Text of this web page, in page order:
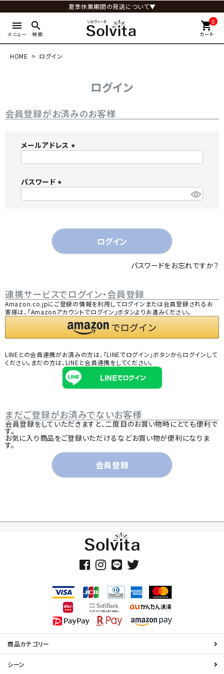
夏季休業期間の発送について▼
menu
メニュー
search
検索
0
shopping_cart
カート
HOME ログイン
ログイン
会員登録がお済みのお客様
メールアドレス
パスワード
)
ログイン
パスワードをお忘れですか？
連携サービスでログイン・会員登録
Amazon.co.jpにご登録の情報を利用してログインまたは会員登録されるお
客様は、「Amazonアカウントでログイン」ボタンよりお進みください。
LINEとの会員連携がお済みの方は、「LINEでログイン」ボタンからログインして
ください。まだの方は、 LINEと会員連携をしてください。
まだご登録がお済みでないお客様
会員登録をしていただきますと、二度目のお買い物時にとても便利で
す。
お気に入り商品をご登録いただけるなどお買い物が便利になりま
す。
会員登録
商品カテゴリー
シーン